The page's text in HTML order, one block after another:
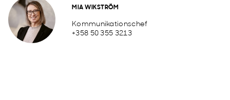
MIA WIKSTRÖM
Kommunikationschef
+358 50 355 3213